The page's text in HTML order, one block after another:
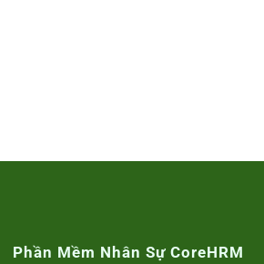
Phần Mềm Nhân Sự CoreHRM